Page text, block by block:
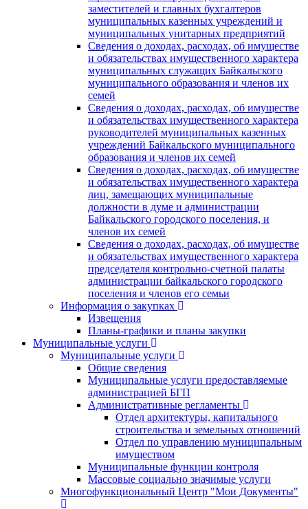
заместителей и главных бухгалтеров
муниципальных казенных учреждений и
муниципальных унитарных предприятий
Сведения о доходах, расходах, об имуществе
и обязательствах имущественного характера
муниципальных служащих Байкальского
муниципального образования и членов их
семей
Сведения о доходах, расходах, об имуществе
и обязательствах имущественного характера
руководителей муниципальных казенных
учреждений Байкальского муниципального
образования и членов их семей
Сведения о доходах, расходах, об имуществе
и обязательствах имущественного характера
лиц, замещающих муниципальные
должности в думе и администрации
Байкальского городского поселения, и
членов их семей
Сведения о доходах, расходах, об имуществе
и обязательствах имущественного характера
председателя контрольно-счетной палаты
администрации байкальского городского
поселения и членов его семьи
Информация о закупках
Извещения
Планы-графики и планы закупки
Муниципальные услуги
Муниципальные услуги
Общие сведения
Муниципальные услуги предоставляемые
администрацией БГП
Административные регламенты
Отдел архитектуры, капитального
строительства и земельных отношений
Отдел по управлению муниципальным
имуществом
Муниципальные функции контроля
Массовые социально значимые услуги
Многофункциональный Центр "Мои Документы"